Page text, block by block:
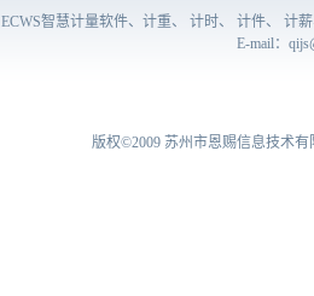
ECWS智慧计量软件、计重、 计时、 计件、 计
E-mail：
版权©2009 苏州市恩赐信息技术有